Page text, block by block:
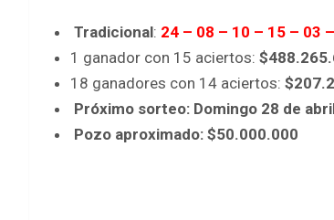
Tradicional: 24 – 08 – 10 – 15 – 03
1 ganador con 15 aciertos:
18 ganadores con 14 aciertos:
Próximo sorteo: Domingo 28 de
Pozo aproximado: $50.000.000